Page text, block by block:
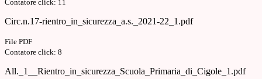
Contatore click: 11
Circ.n.17-rientro_in_sicurezza_a.s._2021-22_1.pdf
File PDF
Contatore click: 8
All._1__Rientro_in_sicurezza_Scuola_Primaria_di_Cigole_1.pdf